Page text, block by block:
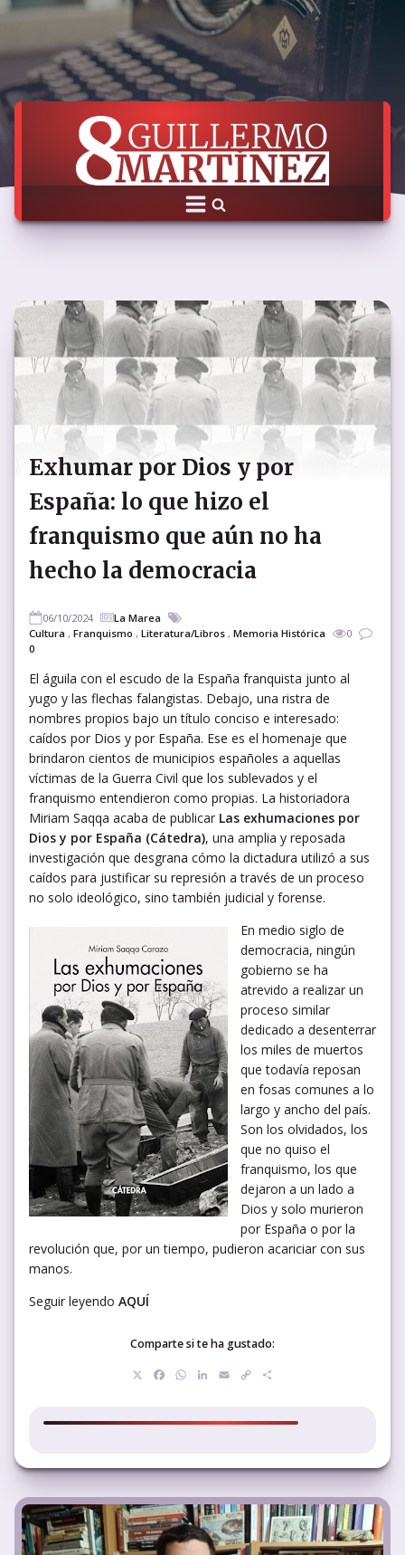
Exhumar por Dios y por
España: lo que hizo el
franquismo que aún no ha
hecho la democracia
06/10/2024
La Marea
Cultura , Franquismo , Literatura/Libros , Memoria Histórica
0
0
El águila con el escudo de la España franquista junto al
yugo y las flechas falangistas. Debajo, una ristra de
nombres propios bajo un título conciso e interesado:
caídos por Dios y por España. Ese es el homenaje que
brindaron cientos de municipios españoles a aquellas
víctimas de la Guerra Civil que los sublevados y el
franquismo entendieron como propias. La historiadora
Miriam Saqqa acaba de publicar Las exhumaciones por
Dios y por España (Cátedra), una amplia y reposada
investigación que desgrana cómo la dictadura utilizó a sus
caídos para justificar su represión a través de un proceso
no solo ideológico, sino también judicial y forense.
En medio siglo de
democracia, ningún
gobierno se ha
atrevido a realizar un
proceso similar
dedicado a desenterrar
los miles de muertos
que todavía reposan
en fosas comunes a lo
largo y ancho del país.
Son los olvidados, los
que no quiso el
franquismo, los que
dejaron a un lado a
Dios y solo murieron
por España o por la
revolución que, por un tiempo, pudieron acariciar con sus
manos.
Seguir leyendo AQUÍ
Comparte si te ha gustado:
Facebook
WhatsApp
LinkedIn
EmailCopy